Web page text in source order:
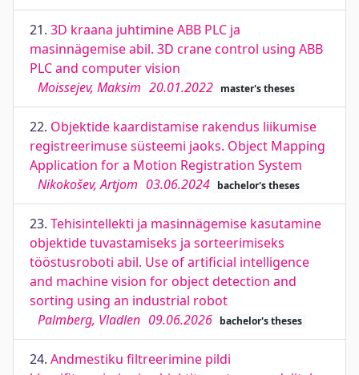
21. 3D kraana juhtimine ABB PLC ja
masinnägemise abil. 3D crane control using ABB
PLC and computer vision
Moissejev, Maksim 20.01.2022 master's theses
22. Objektide kaardistamise rakendus liikumise
registreerimuse süsteemi jaoks. Object Mapping
Application for a Motion Registration System
Nikokošev, Artjom 03.06.2024 bachelor's theses
23. Tehisintellekti ja masinnägemise kasutamine
objektide tuvastamiseks ja sorteerimiseks
tööstusroboti abil. Use of artificial intelligence
and machine vision for object detection and
sorting using an industrial robot
Palmberg, Vladlen 09.06.2026 bachelor's theses
24. Andmestiku filtreerimine pildi